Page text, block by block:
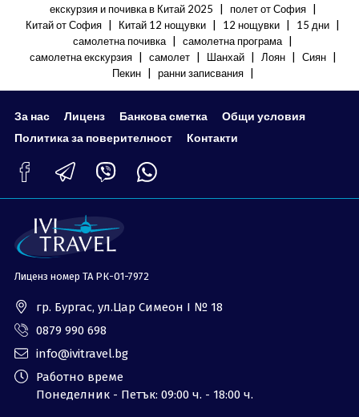
екскурзия и почивка в Китай 2025 | полет от София |
Китай от София | Китай 12 нощувки | 12 нощувки | 15 дни |
самолетна почивка | самолетна програма |
самолетна екскурзия | самолет | Шанхай | Лоян | Сиян |
Пекин | ранни записвания |
За нас Лиценз Банкова сметка
Общи условия
Политика за поверителност
Контакти
Лиценз номер ТА РК-01-7972
гр. Бургас, ул.Цар Симеон I № 18
0879 990 698
info@ivitravel.bg
Работно време
Понеделник - Петък: 09:00 ч. - 18:00 ч.